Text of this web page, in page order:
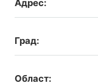
Адрес:
Град:
Област: